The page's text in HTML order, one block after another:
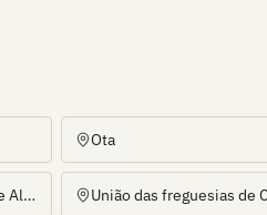
Ota
União das freguesias de Alenquer (Santo Estêvão e Triana)